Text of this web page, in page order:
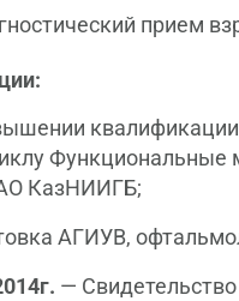
прием
квалификации
Функциональные
КазНИИГБ;
АГИУВ,
—